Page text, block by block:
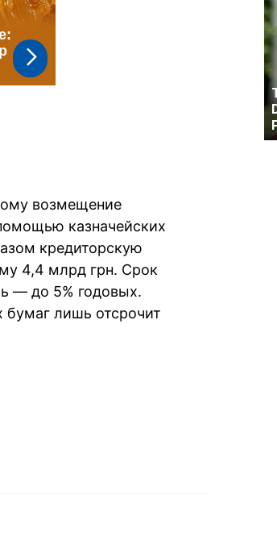
возмещение
казначейских
кредиторскую
4,4 млрд грн. Срок
— до 5% годовых.
бумаг лишь отсрочит